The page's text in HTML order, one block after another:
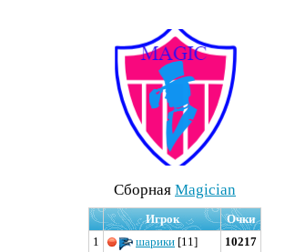
Cборная Magician
Игрок
Очки
1
шарики [11] 10217